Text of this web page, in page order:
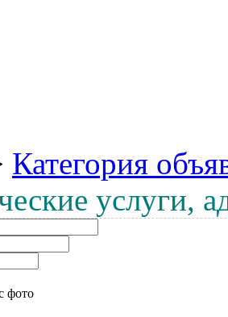
Категория
услуги,
фото